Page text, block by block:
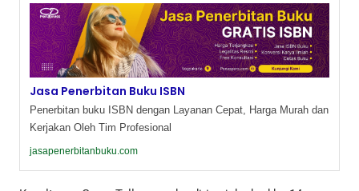
Jasa Penerbitan Buku ISBN
Penerbitan buku ISBN dengan Layanan Cepat, Harga Murah dan
Kerjakan Oleh Tim Profesional
jasapenerbitanbuku.com